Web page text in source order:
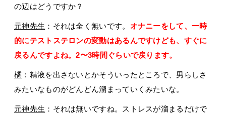
の辺はどうですか？
元神先生 ：それは全く無いです。 オナニーをして、一時
的にテストステロンの変動はあるんですけども、すぐに
戻るんですよね。2〜3時間ぐらいで戻ります。
橘 ：精液を出さないとかそういったところで、男らしさ
みたいなものがどんどん溜まっていくみたいな。
元神先生 ：それは無いですね。ストレスが溜まるだけで